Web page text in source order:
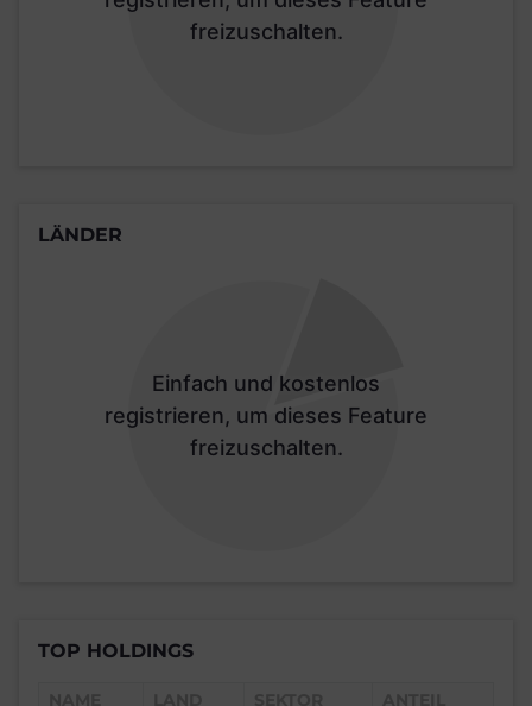
freizuschalten.
LÄNDER
Einfach und kostenlos
registrieren, um dieses Feature
freizuschalten.
TOP HOLDINGS